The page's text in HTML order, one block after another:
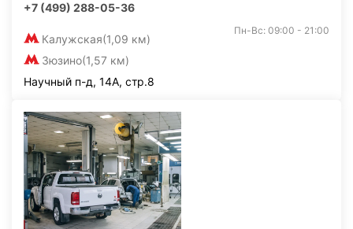
+7 (499) 288-05-36
Калужская(1,09 км)
Зюзино(1,57 км)
Пн-Вс: 09:00 - 21:00
Научный п-д, 14А, стр.8